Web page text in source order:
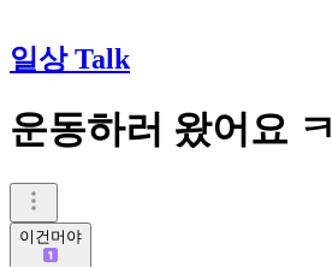
일상 Talk
운동하러 왔어요 ㅋ
이건머야